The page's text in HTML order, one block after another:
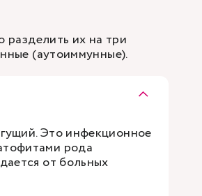
разделить их на три
(аутоиммунные).
Это инфекционное
рода
от больных